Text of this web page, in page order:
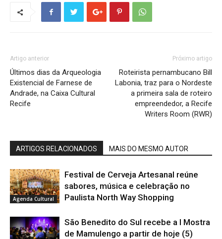
Artigo anterior
Últimos dias da Arqueologia
Existencial de Farnese de
Andrade, na Caixa Cultural
Recife
Próximo artigo
Roteirista pernambucano Bill
Labonia, traz para o Nordeste
a primeira sala de roteiro
empreendedor, a Recife
Writers Room (RWR)
ARTIGOS RELACIONADOS MAIS DO MESMO AUTOR
Agenda Cultural
Festival de Cerveja Artesanal reúne
sabores, música e celebração no
Paulista North Way Shopping
São Benedito do Sul recebe a I Mostra
de Mamulengo a partir de hoje (5)